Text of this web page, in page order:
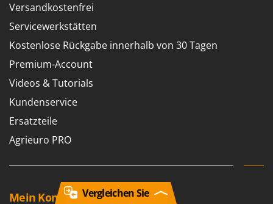
Versandkostenfrei
Servicewerkstätten
Kostenlose Rückgabe innerhalb von 30 Tagen
Premium-Account
Videos & Tutorials
Kundenservice
Ersatzteile
Agrieuro PRO
Mein Konto Vergleichen Sie